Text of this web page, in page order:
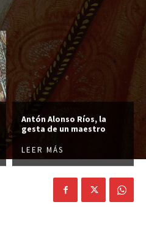
Antón Alonso Ríos, la
gesta de un maestro
LEER MÁS